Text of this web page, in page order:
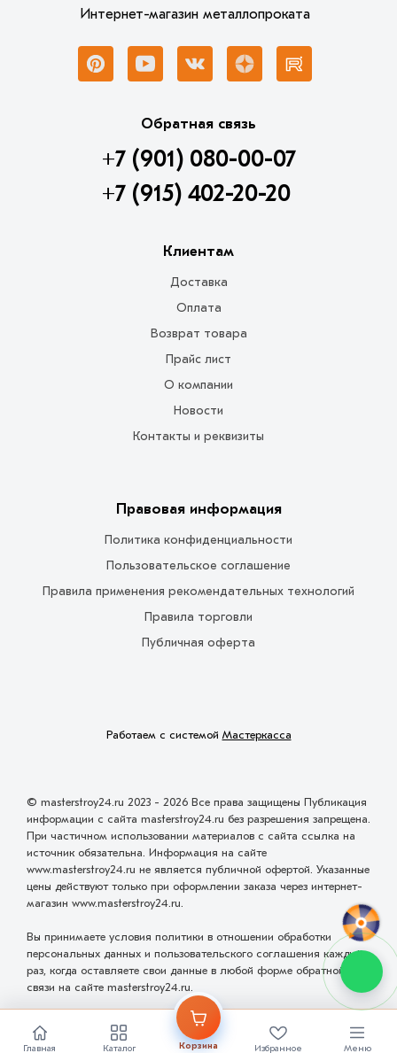
Главная Каталог Корзина Избранное Меню
Интернет-магазин металлопроката
Обратная связь
+7 (901) 080-00-07
+7 (915) 402-20-20
Клиентам
Доставка
Оплата
Возврат товара
Прайс лист
О компании
Новости
Контакты и реквизиты
Правовая информация
Политика конфиденциальности
Пользовательское соглашение
Правила применения рекомендательных технологий
Правила торговли
Публичная оферта
Работаем с системой Мастеркасса
© masterstroy24.ru 2023 - 2026 Все права защищены Публикация
информации с сайта masterstroy24.ru без разрешения запрещена.
При частичном использовании материалов с сайта ссылка на
источник обязательна. Информация на сайте
www.masterstroy24.ru не является публичной офертой. Указанные
цены действуют только при оформлении заказа через интернет-
магазин www.masterstroy24.ru.
Вы принимаете условия политики в отношении обработки
персональных данных и пользовательского соглашения каждый
раз, когда оставляете свои данные в любой форме обратной
связи на сайте masterstroy24.ru.
Разработка и проектирование сайта ООО "Мастервеб"